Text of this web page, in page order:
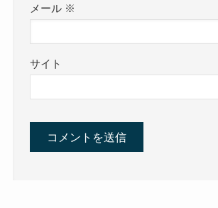
メール ※
サイト